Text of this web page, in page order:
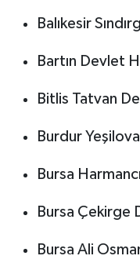
Balıkesir
Bartın Devlet
Bitlis Tatvan
Burdur
Bursa
Bursa Çekirge
Bursa Ali